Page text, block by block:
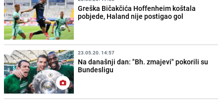
Greška Bičakčića Hoffenheim koštala
pobjede, Haland nije postigao gol
23.05.20. 14:57
Na današnji dan: "Bh. zmajevi" pokorili su
Bundesligu